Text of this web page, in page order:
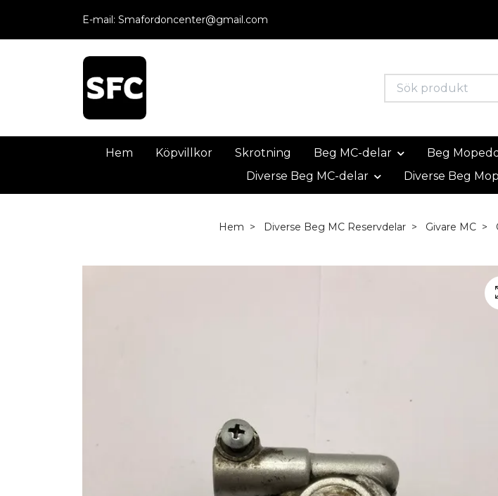
E-mail: Smafordoncenter@gmail.com
Hem Köpvillkor Skrotning Beg MC-delar Beg
Diverse Beg MC-delar
Diverse Beg
Hem Diverse Beg MC Reservdelar Givare MC